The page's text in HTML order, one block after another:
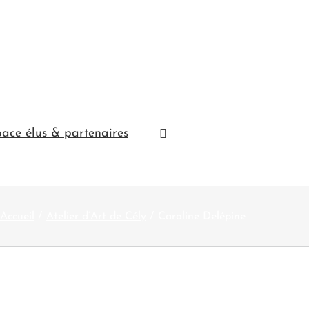
élus & partenaires